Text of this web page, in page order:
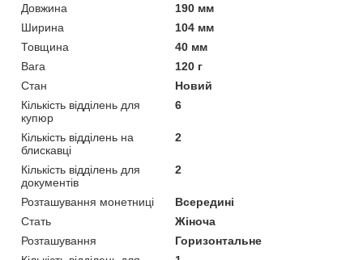
Довжина
190 мм
Ширина
104 мм
Товщина
40 мм
Вага
120 г
Стан
Новий
Кількість відділень для
купюр
6
Кількість відділень на
блискавці
2
Кількість відділень для
документів
2
Розташування монетниці
Всередині
Стать
Жіноча
Розташування
Горизонтальне